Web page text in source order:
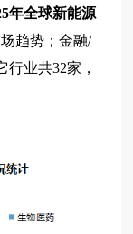
年全球新能源
趋势；金融/
行业共32家，